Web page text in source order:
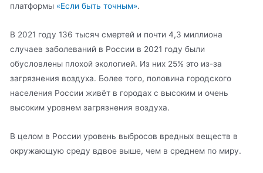
платформы «Если быть точным».
В 2021 году 136 тысяч смертей и почти 4,3 миллиона
случаев заболеваний в России в 2021 году были
обусловлены плохой экологией. Из них 25% это из-за
загрязнения воздуха. Более того, половина городского
населения России живёт в городах с высоким и очень
высоким уровнем загрязнения воздуха.
В целом в России уровень выбросов вредных веществ в
окружающую среду вдвое выше, чем в среднем по миру.